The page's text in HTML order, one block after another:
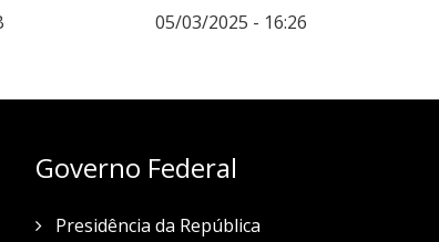
05/03/2025 - 16:26
Governo Federal
Presidência da República